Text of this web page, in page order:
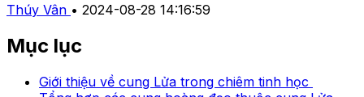
Thúy Vân • 2024-08-28 14:16:59
Mục lục
Giới thiệu về cung Lửa trong chiêm tinh học